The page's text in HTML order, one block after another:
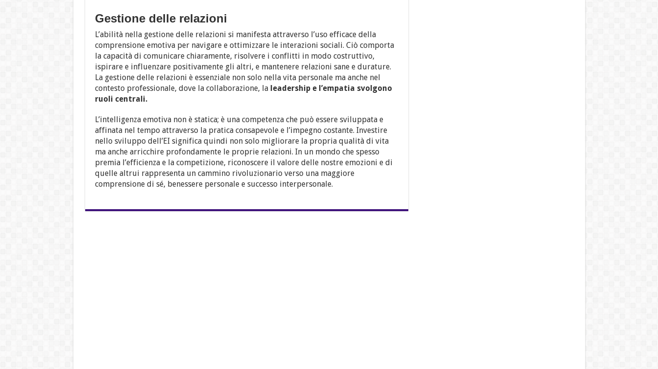
Gestione delle relazioni
L’abilità nella gestione delle relazioni si manifesta attraverso l’uso efficace della
comprensione emotiva per navigare e ottimizzare le interazioni sociali. Ciò comporta
la capacità di comunicare chiaramente, risolvere i conflitti in modo costruttivo,
ispirare e influenzare positivamente gli altri, e mantenere relazioni sane e durature.
La gestione delle relazioni è essenziale non solo nella vita personale ma anche nel
contesto professionale, dove la collaborazione, laleadership e l’empatia svolgono
ruoli centrali.
L’intelligenza emotiva non è statica; è una competenza che può essere sviluppata e
affinata nel tempo attraverso la pratica consapevole e l’impegno costante. Investire
nello sviluppo dell’EI significa quindi non solo migliorare la propria qualità di vita
ma anche arricchire profondamente le proprie relazioni. In un mondo che spesso
premia l’efficienza e la competizione, riconoscere il valore delle nostre emozioni e di
quelle altrui rappresenta un cammino rivoluzionario verso una maggiore
comprensione di sé, benessere personale e successo interpersonale.